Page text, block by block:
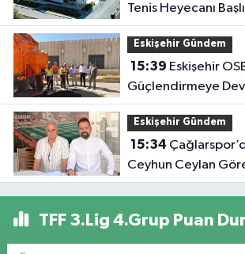
Tenis Heyecanı
Eskişehir Gündem
15:39
Güçlendirmeye
Eskişehir Gündem
15:34
Ceyhun Ceylan
TFF 3.Lig 4.Grup Puan